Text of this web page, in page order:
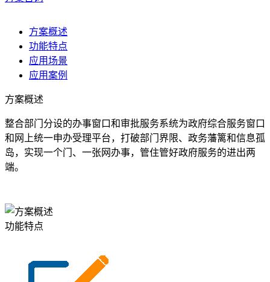
方案概述
功能特点
应用场景
应用案例
方案概述
整合部门分设的办事窗口和审批服务系统为政府综合服务窗口
和网上统一申办受理平台，打破部门界限、政务藩篱和信息孤
岛，实现一个门、一张网办事，管住管好政府服务的进出两
端。
功能特点